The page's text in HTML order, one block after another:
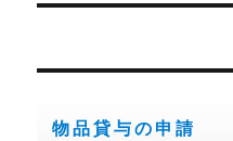
物品貸与の申請